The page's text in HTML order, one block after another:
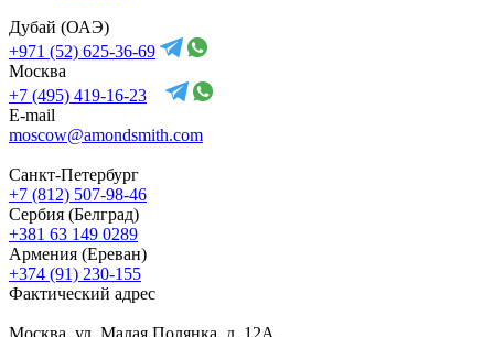
Дубай (ОАЭ)
+971 (52) 625-36-69
Москва
+7 (495) 419-16-23
E-mail
moscow@amondsmith.com
Санкт-Петербург
+7 (812) 507-98-46
Сербия (Белград)
+381 63 149 0289
Армения (Ереван)
+374 (91) 230-155
Фактический адрес
Москва, ул. Малая Полянка, д. 12А